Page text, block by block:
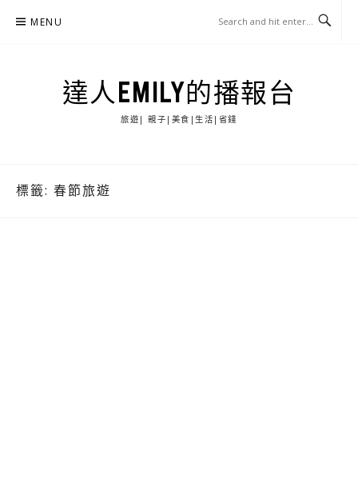
MENU
達人EMILY的播報台
旅遊| 親子|美食|生活|省錢
標籤: 春節旅遊